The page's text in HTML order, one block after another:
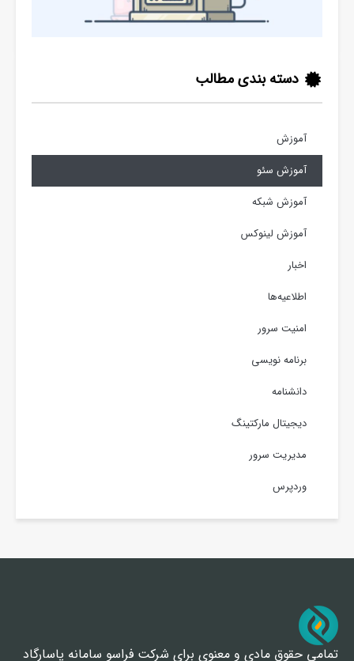
دسته بندی مطالب
آموزش
آموزش سئو
آموزش شبکه
آموزش لینوکس
اخبار
اطلاعیه‌ها
امنیت سرور
برنامه نویسی
دانشنامه
دیجیتال مارکتینگ
مدیریت سرور
وردپرس
تمامی حقوق مادی و معنوی برای شرکت فراسو سامانه پاسارگاد